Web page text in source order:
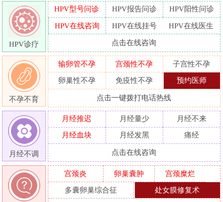
HPV诊疗
HPV型号问诊 HPV报告问诊
HPV阳性问诊
HPV在线咨询
HPV在线挂号 HPV在线医生
点击在线咨询
不孕不育
输卵管不孕 宫颈性不孕
子宫性不孕
卵巢性不孕
免疫性不孕 预约医师
点击一键拨打电话热线
月经不调
月经推迟 月经量少
月经不来
月经血块
月经发黑 痛经
点击在线咨询
宫颈炎 卵巢囊肿
宫颈糜烂
多囊卵巢综合征
处女膜修复术